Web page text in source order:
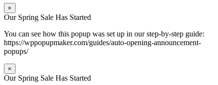
×
Our Spring Sale Has Started
You can see how this popup was set up in our step-by-step guide:
https://wppopupmaker.com/guides/auto-opening-announcement-
popups/
×
Our Spring Sale Has Started